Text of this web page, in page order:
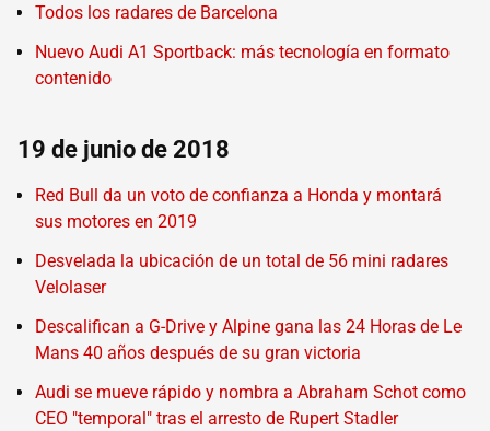
Todos los radares de Barcelona
Nuevo Audi A1 Sportback: más tecnología en formato
contenido
19 de junio de 2018
Red Bull da un voto de confianza a Honda y montará
sus motores en 2019
Desvelada la ubicación de un total de 56 mini radares
Velolaser
Descalifican a G-Drive y Alpine gana las 24 Horas de Le
Mans 40 años después de su gran victoria
Audi se mueve rápido y nombra a Abraham Schot como
CEO "temporal" tras el arresto de Rupert Stadler